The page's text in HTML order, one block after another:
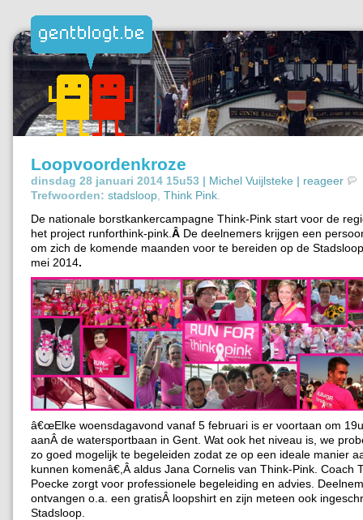
Loopvoordenkroze
dinsdag 28 januari 2014 15u53 | Michel Vuijlsteke | reageer
Trefwoorden: stadsloop Think Pink
De nationale borstkankercampagne Think-Pink start voor de
het project runforthink-pink. Â De deelnemers krijgen een
om zich de komende maanden voor te bereiden op de
mei 2014.
â€œElke woensdagavond vanaf 5 februari is er voortaan om
aanÂ de watersportbaan in Gent. Wat ook het niveau is, we
zo goed mogelijk te begeleiden zodat ze op een ideale manier
kunnen komenâ€,Â aldus Jana Cornelis van Think-Pink. Coach
Poecke zorgt voor professionele begeleiding en advies.
ontvangen o.a. een gratisÂ loopshirt en zijn meteen ook
Stadsloop.